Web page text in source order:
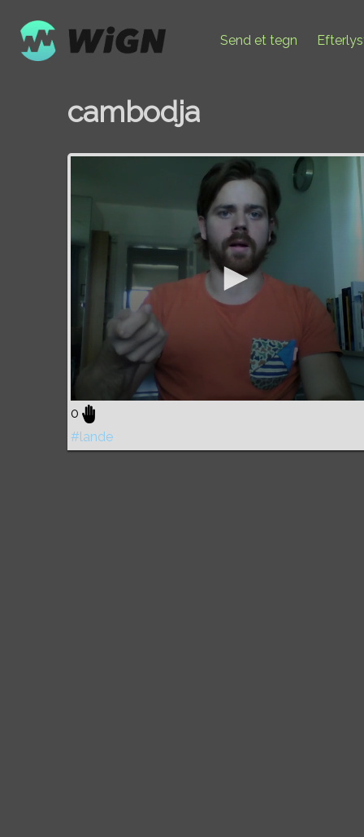
Send et tegn
cambodja
0
#lande